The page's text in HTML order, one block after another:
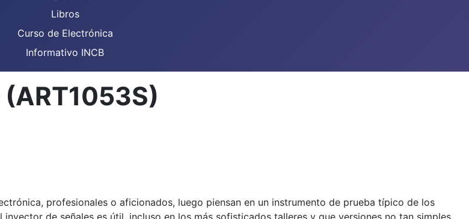
Libros
Curso de Electrónica
Informativo INCB
profesionales o aficionados, luego piensan en un instrumento de prueba típico de los
de señales es útil, incluso en los más sofisticados talleres y que versiones no tan simples